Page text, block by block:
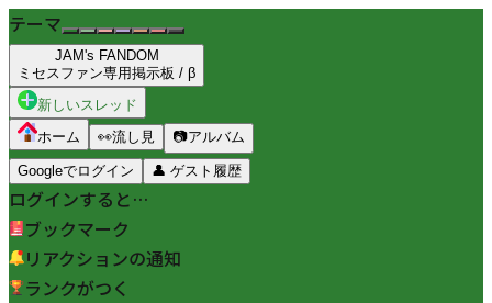
テーマ
JAM's FANDOM
ミセスファン専用掲示板 / β
新しいスレッド
ホーム
👀流し見 📷アルバム
Googleでログイン 👤 ゲスト履歴
ログインすると…
ブックマーク
リアクションの通知
ランクがつく